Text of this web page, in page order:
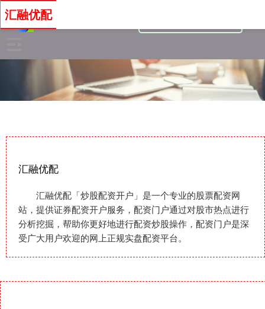
汇融优配
汇融优配「炒股配资开户」是一个专业的股票配资网
站，提供证券配资开户服务，配资门户通过对股市热点进行
分析挖掘，帮助你更好地进行配资炒股操作，配资门户是深
受广大用户欢迎的网上正规实盘配资平台。
汇融优配